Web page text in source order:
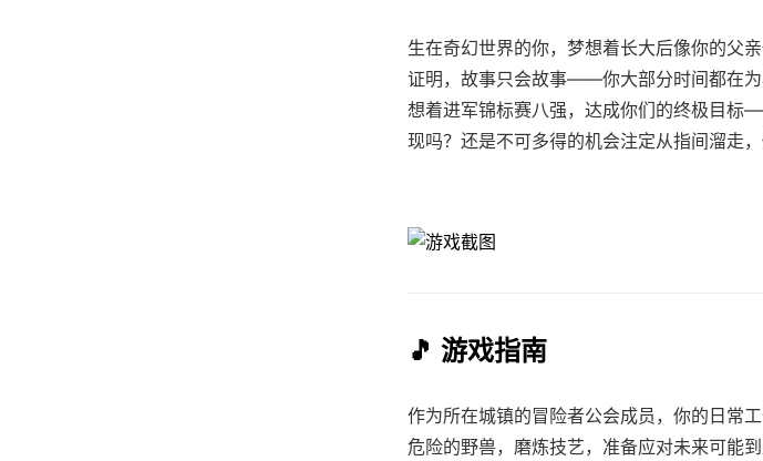
生在奇幻世界的你，梦想着长大后像你的父
证明，故事只会故事——你大部分时间都在
想着进军锦标赛八强，达成你们的终极目
现吗？还是不可多得的机会注定从指间溜走
🎵 游戏指南
作为所在城镇的冒险者公会成员，你的日
危险的野兽，磨炼技艺，准备应对未来可能到